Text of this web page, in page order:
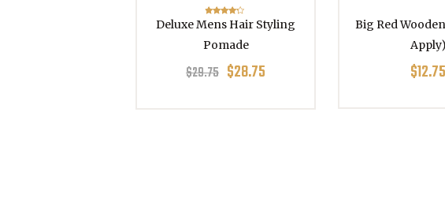
Deluxe Mens Hair Styling
Pomade
Rated
out of 5
$29.75 $28.75
Big Red
Apply)
$12.75